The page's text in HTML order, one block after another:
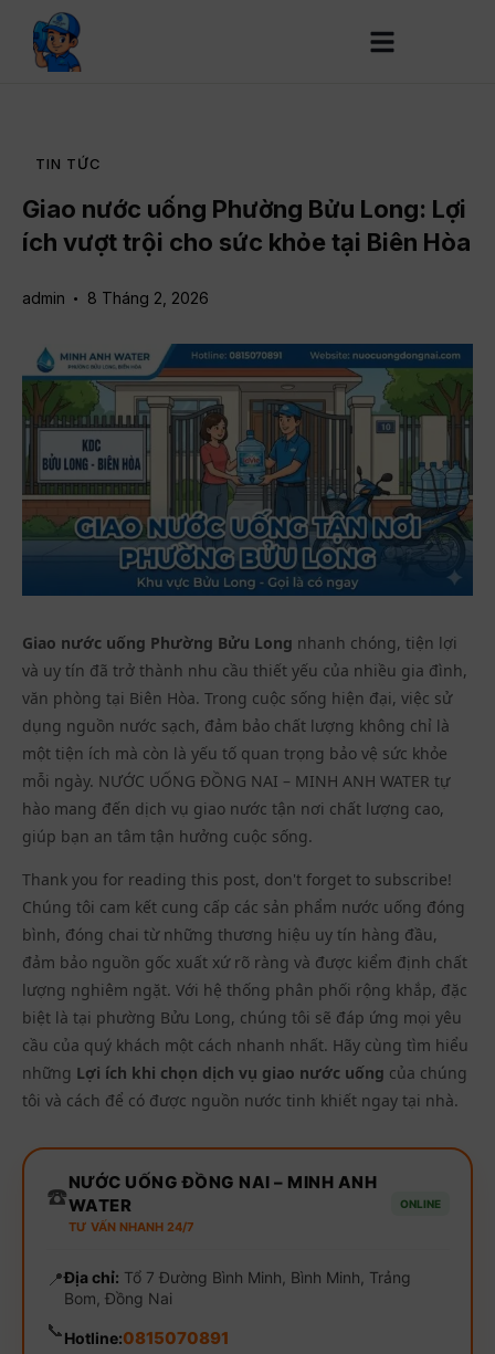
TIN TỨC
Giao nước uống Phường Bửu Long: Lợi
ích vượt trội cho sức khỏe tại Biên Hòa
admin 8 Tháng 2, 2026
Giao nước uống Phường Bửu Long nhanh chóng, tiện lợi
và uy tín đã trở thành nhu cầu thiết yếu của nhiều gia đình,
văn phòng tại Biên Hòa. Trong cuộc sống hiện đại, việc sử
dụng nguồn nước sạch, đảm bảo chất lượng không chỉ là
một tiện ích mà còn là yếu tố quan trọng bảo vệ sức khỏe
mỗi ngày. NƯỚC UỐNG ĐỒNG NAI – MINH ANH WATER tự
hào mang đến dịch vụ giao nước tận nơi chất lượng cao,
giúp bạn an tâm tận hưởng cuộc sống.
Thank you for reading this post, don't forget to subscribe!
Chúng tôi cam kết cung cấp các sản phẩm nước uống đóng
bình, đóng chai từ những thương hiệu uy tín hàng đầu,
đảm bảo nguồn gốc xuất xứ rõ ràng và được kiểm định chất
lượng nghiêm ngặt. Với hệ thống phân phối rộng khắp, đặc
biệt là tại phường Bửu Long, chúng tôi sẽ đáp ứng mọi yêu
cầu của quý khách một cách nhanh nhất. Hãy cùng tìm hiểu
những Lợi ích khi chọn dịch vụ giao nước uống của chúng
tôi và cách để có được nguồn nước tinh khiết ngay tại nhà.
☎️NƯỚC UỐNG ĐỒNG NAI – MINH ANH
WATER
TƯ VẤN NHANH 24/7
ONLINE
📍Địa chỉ: Tổ 7 Đường Bình Minh, Bình Minh, Trảng
Bom, Đồng Nai
📞Hotline:0815070891